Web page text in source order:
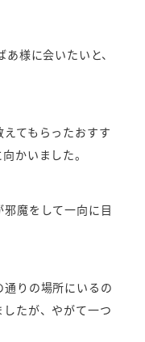
様に会いたいと、
てもらったおすす
かいました。
魔をして一向に目
りの場所にいるの
たが、やがて一つ